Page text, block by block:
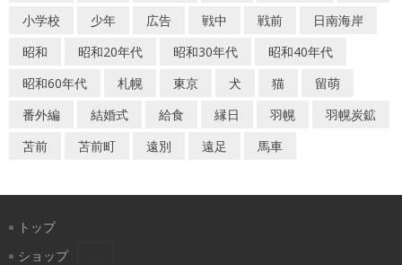
小学校
少年 広告 戦中 戦前
日南海岸
昭和
昭和20年代 昭和30年代
昭和40年代
昭和60年代
札幌 東京 犬 猫
留萌
番外編
結婚式 給食 縁日 羽幌
羽幌炭鉱
苫前
苫前町 遠別 遠足 馬車
トップ
ショップ